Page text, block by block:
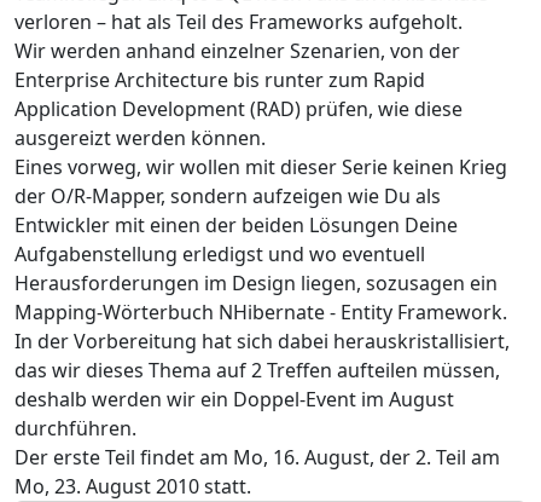
verloren – hat als Teil des Frameworks aufgeholt.
Wir werden anhand einzelner Szenarien, von der
Enterprise Architecture bis runter zum Rapid
Application Development (RAD) prüfen, wie diese
ausgereizt werden können.
Eines vorweg, wir wollen mit dieser Serie keinen Krieg
der O/R-Mapper, sondern aufzeigen wie Du als
Entwickler mit einen der beiden Lösungen Deine
Aufgabenstellung erledigst und wo eventuell
Herausforderungen im Design liegen, sozusagen ein
Mapping-Wörterbuch NHibernate - Entity Framework.
In der Vorbereitung hat sich dabei herauskristallisiert,
das wir dieses Thema auf 2 Treffen aufteilen müssen,
deshalb werden wir ein Doppel-Event im August
durchführen.
Der erste Teil findet am Mo, 16. August, der 2. Teil am
Mo, 23. August 2010 statt.